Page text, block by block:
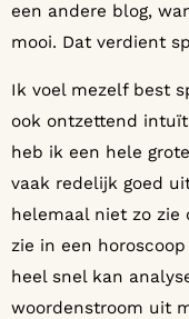
een andere blog,
mooi. Dat verdient
Ik voel mezelf best
ook ontzettend
heb ik een hele
vaak redelijk goed
helemaal niet zo zie
zie in een
heel snel kan
woordenstroom uit